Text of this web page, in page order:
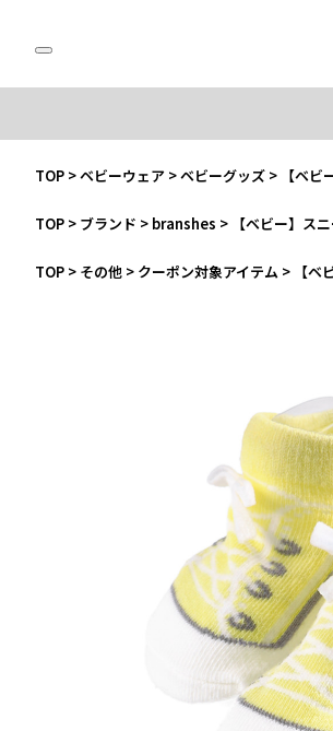
TOP >ベビーウェア >ベビーグッズ > 【ベ
TOP > ブランド > branshes > 【ベビー】ス
TOP > その他 > クーポン対象アイテム > 【